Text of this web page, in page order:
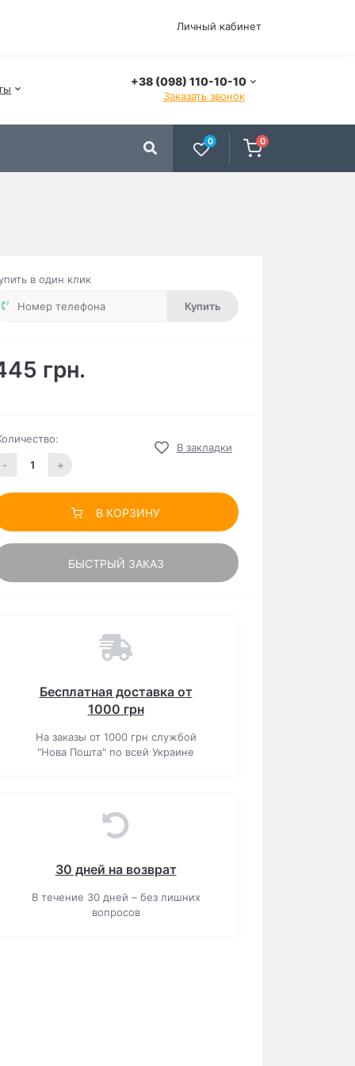
Личный кабинет
+38 (098) 110-10-10
Заказать звонок
0 0
в один клик
Купить
грн.
- +
В закладки
В КОРЗИНУ
БЫСТРЫЙ ЗАКАЗ
Бесплатная доставка от
1000 грн
На заказы от 1000 грн службой
"Нова Пошта" по всей Украине
30 дней на возврат
В течение 30 дней – без лишних
вопросов